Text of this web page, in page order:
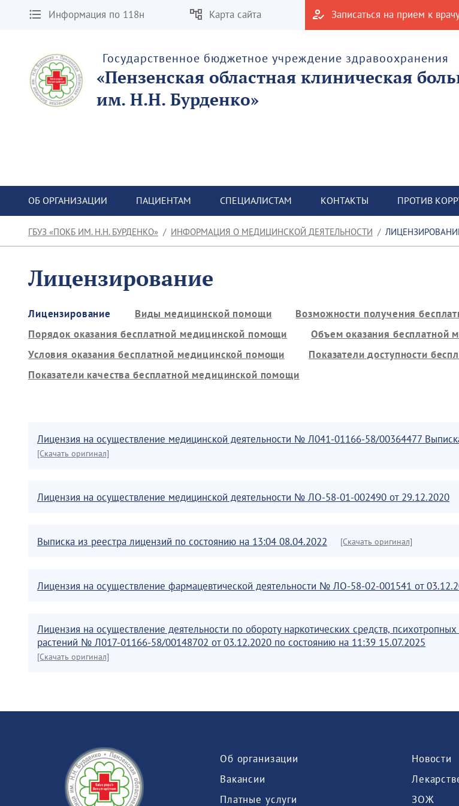
Информация по 118н Карта сайта Записаться на прием к
Государственное бюджетное учреждение здравоохранения
«Пензенская областная клиническая
им. Н.Н. Бурденко»
ОБ ОРГАНИЗАЦИИ ПАЦИЕНТАМ СПЕЦИАЛИСТАМ КОНТАКТЫ ПРОТИВ
ГБУЗ «ПОКБ ИМ. Н.Н. БУРДЕНКО» ИНФОРМАЦИЯ О МЕДИЦИНСКОЙ ДЕЯТЕЛЬНОСТИ
Лицензирование
Лицензирование Виды медицинской помощи
Возможности получения
Порядок оказания бесплатной медицинской помощи
Объем оказания бесплатной
Условия оказания бесплатной медицинской помощи
Показатели доступности
Показатели качества бесплатной медицинской помощи
Лицензия на осуществление медицинской деятельности № Л041-01166-58/00364477
[Скачать оригинал]
Лицензия на осуществление медицинской деятельности № ЛО-58-01-002490 от 29.12.2020
Выписка из реестра лицензий по состоянию на 13:04 08.04.2022 [Скачать оригинал]
Лицензия на осуществление фармацевтической деятельности № ЛО-58-02-001541 от
Лицензия на осуществление деятельности по обороту наркотических средств,
растений № Л017-01166-58/00148702 от 03.12.2020 по состоянию на 11:39 15.07.2025
[Скачать оригинал]
Об организации
Вакансии
Платные услуги
Новости
ЗОЖ